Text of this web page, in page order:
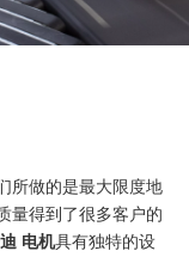
所做的是最大限度地
量得到了很多客户的
电机具有独特的设